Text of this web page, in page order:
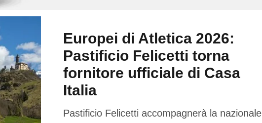
Europei di Atletica 2026:
Pastificio Felicetti torna
fornitore ufficiale di Casa
Italia
Pastificio Felicetti accompagnerà la nazionale